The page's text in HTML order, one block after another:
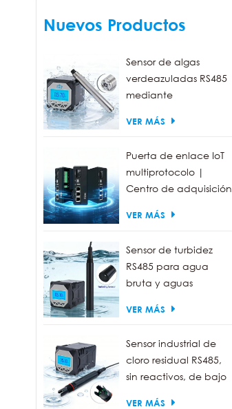
Nuevos Productos
Sensor de algas
verdeazuladas RS485
mediante
rango de detección
células/ml.
VER MÁS
Puerta de enlace IoT
multiprotocolo |
Centro de adquisición
VER MÁS
Sensor de turbidez
RS485 para agua
bruta y aguas
medidora de turbidez
VER MÁS
Sensor industrial de
cloro residual RS485,
sin reactivos, de bajo
VER MÁS